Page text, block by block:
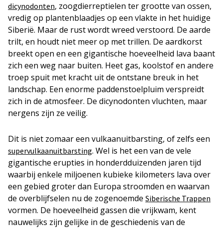
dicynodonten, zoogdierreptielen ter grootte van ossen,
vredig op plantenblaadjes op een vlakte in het huidige
Siberië. Maar de rust wordt wreed verstoord. De aarde
trilt, en houdt niet meer op met trillen. De aardkorst
breekt open en een gigantische hoeveelheid lava baant
zich een weg naar buiten. Heet gas, koolstof en andere
troep spuit met kracht uit de ontstane breuk in het
landschap. Een enorme paddenstoelpluim verspreidt
zich in de atmosfeer. De dicynodonten vluchten, maar
nergens zijn ze veilig.
Dit is niet zomaar een vulkaanuitbarsting, of zelfs een
supervulkaanuitbarsting. Wel is het een van de vele
gigantische erupties in honderdduizenden jaren tijd
waarbij enkele miljoenen kubieke kilometers lava over
een gebied groter dan Europa stroomden en waarvan
de overblijfselen nu de zogenoemde Siberische Trappen
vormen. De hoeveelheid gassen die vrijkwam, kent
nauwelijks zijn gelijke in de geschiedenis van de